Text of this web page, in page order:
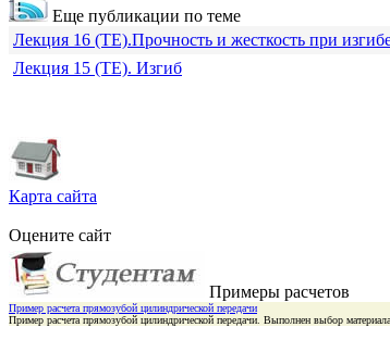
Еще публикации по теме
Лекция 16 (ТЕ).Прочность и жесткость при
Лекция 15 (ТЕ). Изгиб
Карта сайта
Оцените сайт
Примеры расчетов
Пример расчета прямозубой цилиндрической передачи
Пример расчета прямозубой цилиндрической передачи. Выполнен выбор